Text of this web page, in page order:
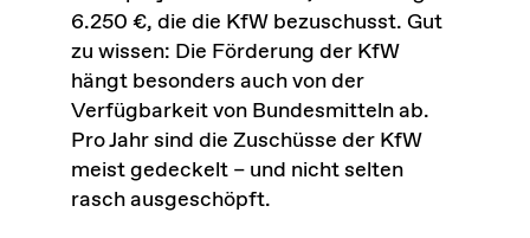
6.250 €, die die KfW bezuschusst. Gut
zu wissen: Die Förderung der KfW
hängt besonders auch von der
Verfügbarkeit von Bundesmitteln ab.
Pro Jahr sind die Zuschüsse der KfW
meist gedeckelt – und nicht selten
rasch ausgeschöpft.